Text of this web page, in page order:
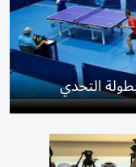
التحدي